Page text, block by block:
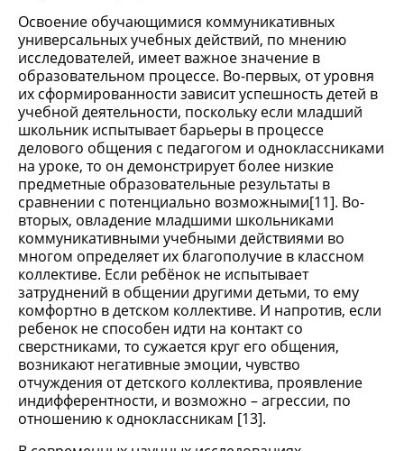
Освоение обучающимися коммуникативных
универсальных учебных действий, по мнению
исследователей, имеет важное значение в
образовательном процессе. Во-первых, от уровня
их сформированности зависит успешность детей в
учебной деятельности, поскольку если младший
школьник испытывает барьеры в процессе
делового общения с педагогом и одноклассниками
на уроке, то он демонстрирует более низкие
предметные образовательные результаты в
сравнении с потенциально возможными[11]. Во-
вторых, овладение младшими школьниками
коммуникативными учебными действиями во
многом определяет их благополучие в классном
коллективе. Если ребёнок не испытывает
затруднений в общении другими детьми, то ему
комфортно в детском коллективе. И напротив, если
ребенок не способен идти на контакт со
сверстниками, то сужается круг его общения,
возникают негативные эмоции, чувство
отчуждения от детского коллектива, проявление
индифферентности, и возможно – агрессии, по
отношению к одноклассникам [13].